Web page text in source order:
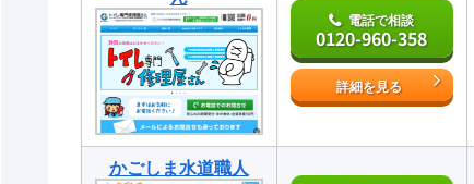
電話で相談
0120-960-358
詳細を見る
かごしま水道職人